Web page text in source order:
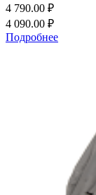
4 790.00 ₽
4 090.00 ₽
Подробнее